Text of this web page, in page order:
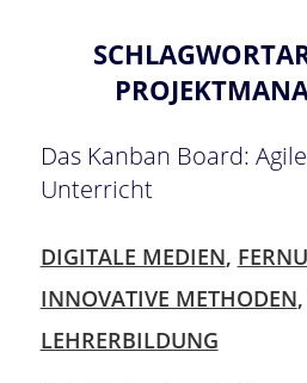
Das Kanban Board:
Unterricht
DIGITALE MEDIEN,
INNOVATIVE METHODEN,
LEHRERBILDUNG